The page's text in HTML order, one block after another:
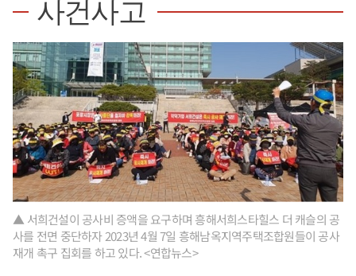
사건사고
▲ 서희건설이 공사비 증액을 요구하며 흥해서희스타힐스 더 캐슬의 공
사를 전면 중단하자 2023년 4월 7일 흥해남옥지역주택조합원들이 공사
재개 촉구 집회를 하고 있다. <연합뉴스>